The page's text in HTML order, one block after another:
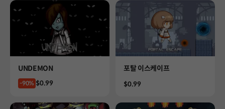
Product
UNDEMON
-90% Price
$0.99
Product
포탈 이스케이프
Price
$0.99